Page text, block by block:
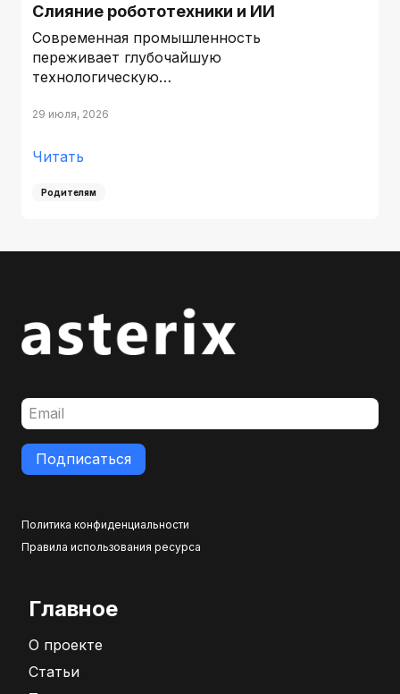
Слияние робототехники и ИИ
Современная промышленность
переживает глубочайшую
технологическую…
29 июля, 2026
Читать
Родителям
Подписаться
Политика конфиденциальности
Правила использования ресурса
Главное
О проекте
Статьи